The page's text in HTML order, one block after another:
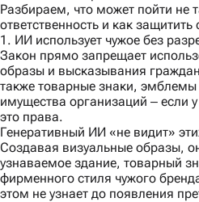
Разбираем, что может пойти не
ответственность и как защитить
1. ИИ использует чужое без
Закон прямо запрещает
образы и высказывания
также товарные знаки,
имущества организаций ‒ если
это права.
Генеративный ИИ «не видит»
Создавая визуальные образы,
узнаваемое здание, товарный
фирменного стиля чужого
этом не узнает до появления